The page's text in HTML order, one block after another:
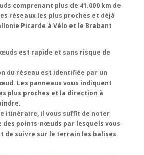
comprenant plus de 41.000 km de
réseaux les plus proches et déjà
Picarde à Vélo et le Brabant
est rapide et sans risque de
du réseau est identifiée par un
Les panneaux vous indiquent
plus proches et la direction à
itinéraire, il vous suffit de noter
des points-nœuds par lesquels vous
de suivre sur le terrain les balises